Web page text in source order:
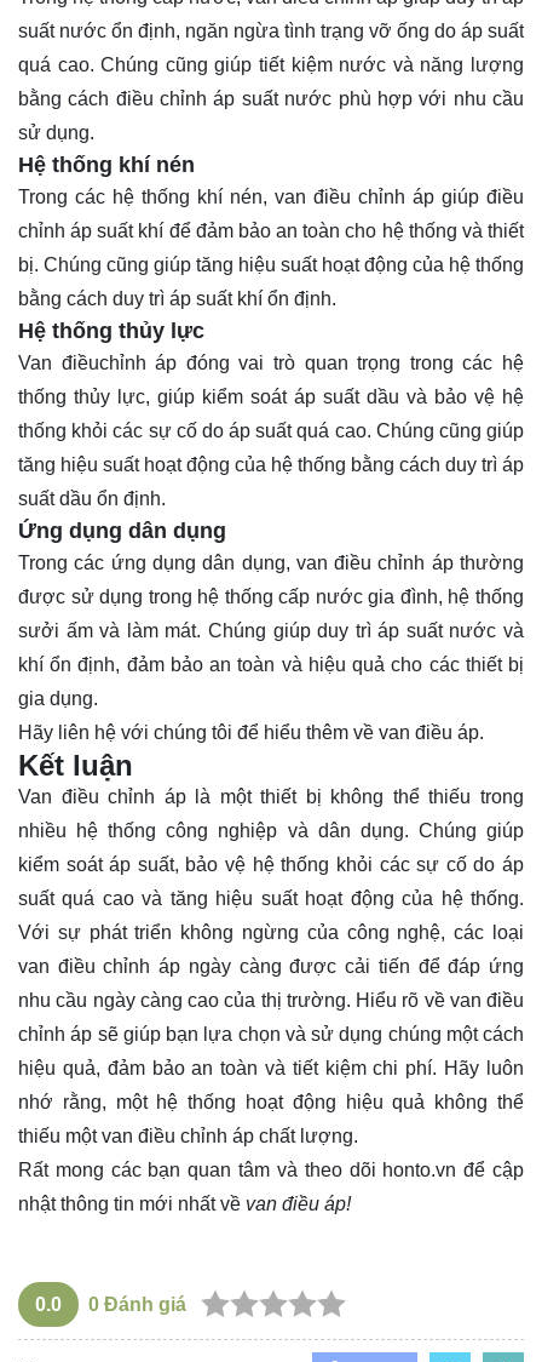
suất nước ổn định, ngăn ngừa tình trạng vỡ ống do áp suất
quá cao. Chúng cũng giúp tiết kiệm nước và năng lượng
bằng cách điều chỉnh áp suất nước phù hợp với nhu cầu
sử dụng.
Hệ thống khí nén
Trong các hệ thống khí nén, van điều chỉnh áp giúp điều
chỉnh áp suất khí để đảm bảo an toàn cho hệ thống và thiết
bị. Chúng cũng giúp tăng hiệu suất hoạt động của hệ thống
bằng cách duy trì áp suất khí ổn định.
Hệ thống thủy lực
Van điềuchỉnh áp đóng vai trò quan trọng trong các hệ
thống thủy lực, giúp kiểm soát áp suất dầu và bảo vệ hệ
thống khỏi các sự cố do áp suất quá cao. Chúng cũng giúp
tăng hiệu suất hoạt động của hệ thống bằng cách duy trì áp
suất dầu ổn định.
Ứng dụng dân dụng
Trong các ứng dụng dân dụng, van điều chỉnh áp thường
được sử dụng trong hệ thống cấp nước gia đình, hệ thống
sưởi ấm và làm mát. Chúng giúp duy trì áp suất nước và
khí ổn định, đảm bảo an toàn và hiệu quả cho các thiết bị
gia dụng.
Hãy liên hệ với chúng tôi để hiểu thêm về van điều áp.
Kết luận
Van điều chỉnh áp là một thiết bị không thể thiếu trong
nhiều hệ thống công nghiệp và dân dụng. Chúng giúp
kiểm soát áp suất, bảo vệ hệ thống khỏi các sự cố do áp
suất quá cao và tăng hiệu suất hoạt động của hệ thống.
Với sự phát triển không ngừng của công nghệ, các loại
van điều chỉnh áp ngày càng được cải tiến để đáp ứng
nhu cầu ngày càng cao của thị trường. Hiểu rõ về van điều
chỉnh áp sẽ giúp bạn lựa chọn và sử dụng chúng một cách
hiệu quả, đảm bảo an toàn và tiết kiệm chi phí. Hãy luôn
nhớ rằng, một hệ thống hoạt động hiệu quả không thể
thiếu một van điều chỉnh áp chất lượng.
Rất mong các bạn quan tâm và theo dõi honto.vn để cập
nhật thông tin mới nhất về van điều áp!
0.0 0 Đánh giá